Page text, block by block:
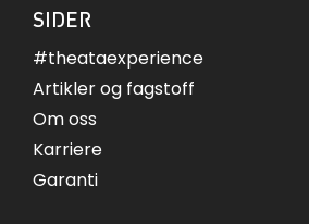
SIDER
#theataexperience
Artikler og fagstoff
Om oss
Karriere
Garanti